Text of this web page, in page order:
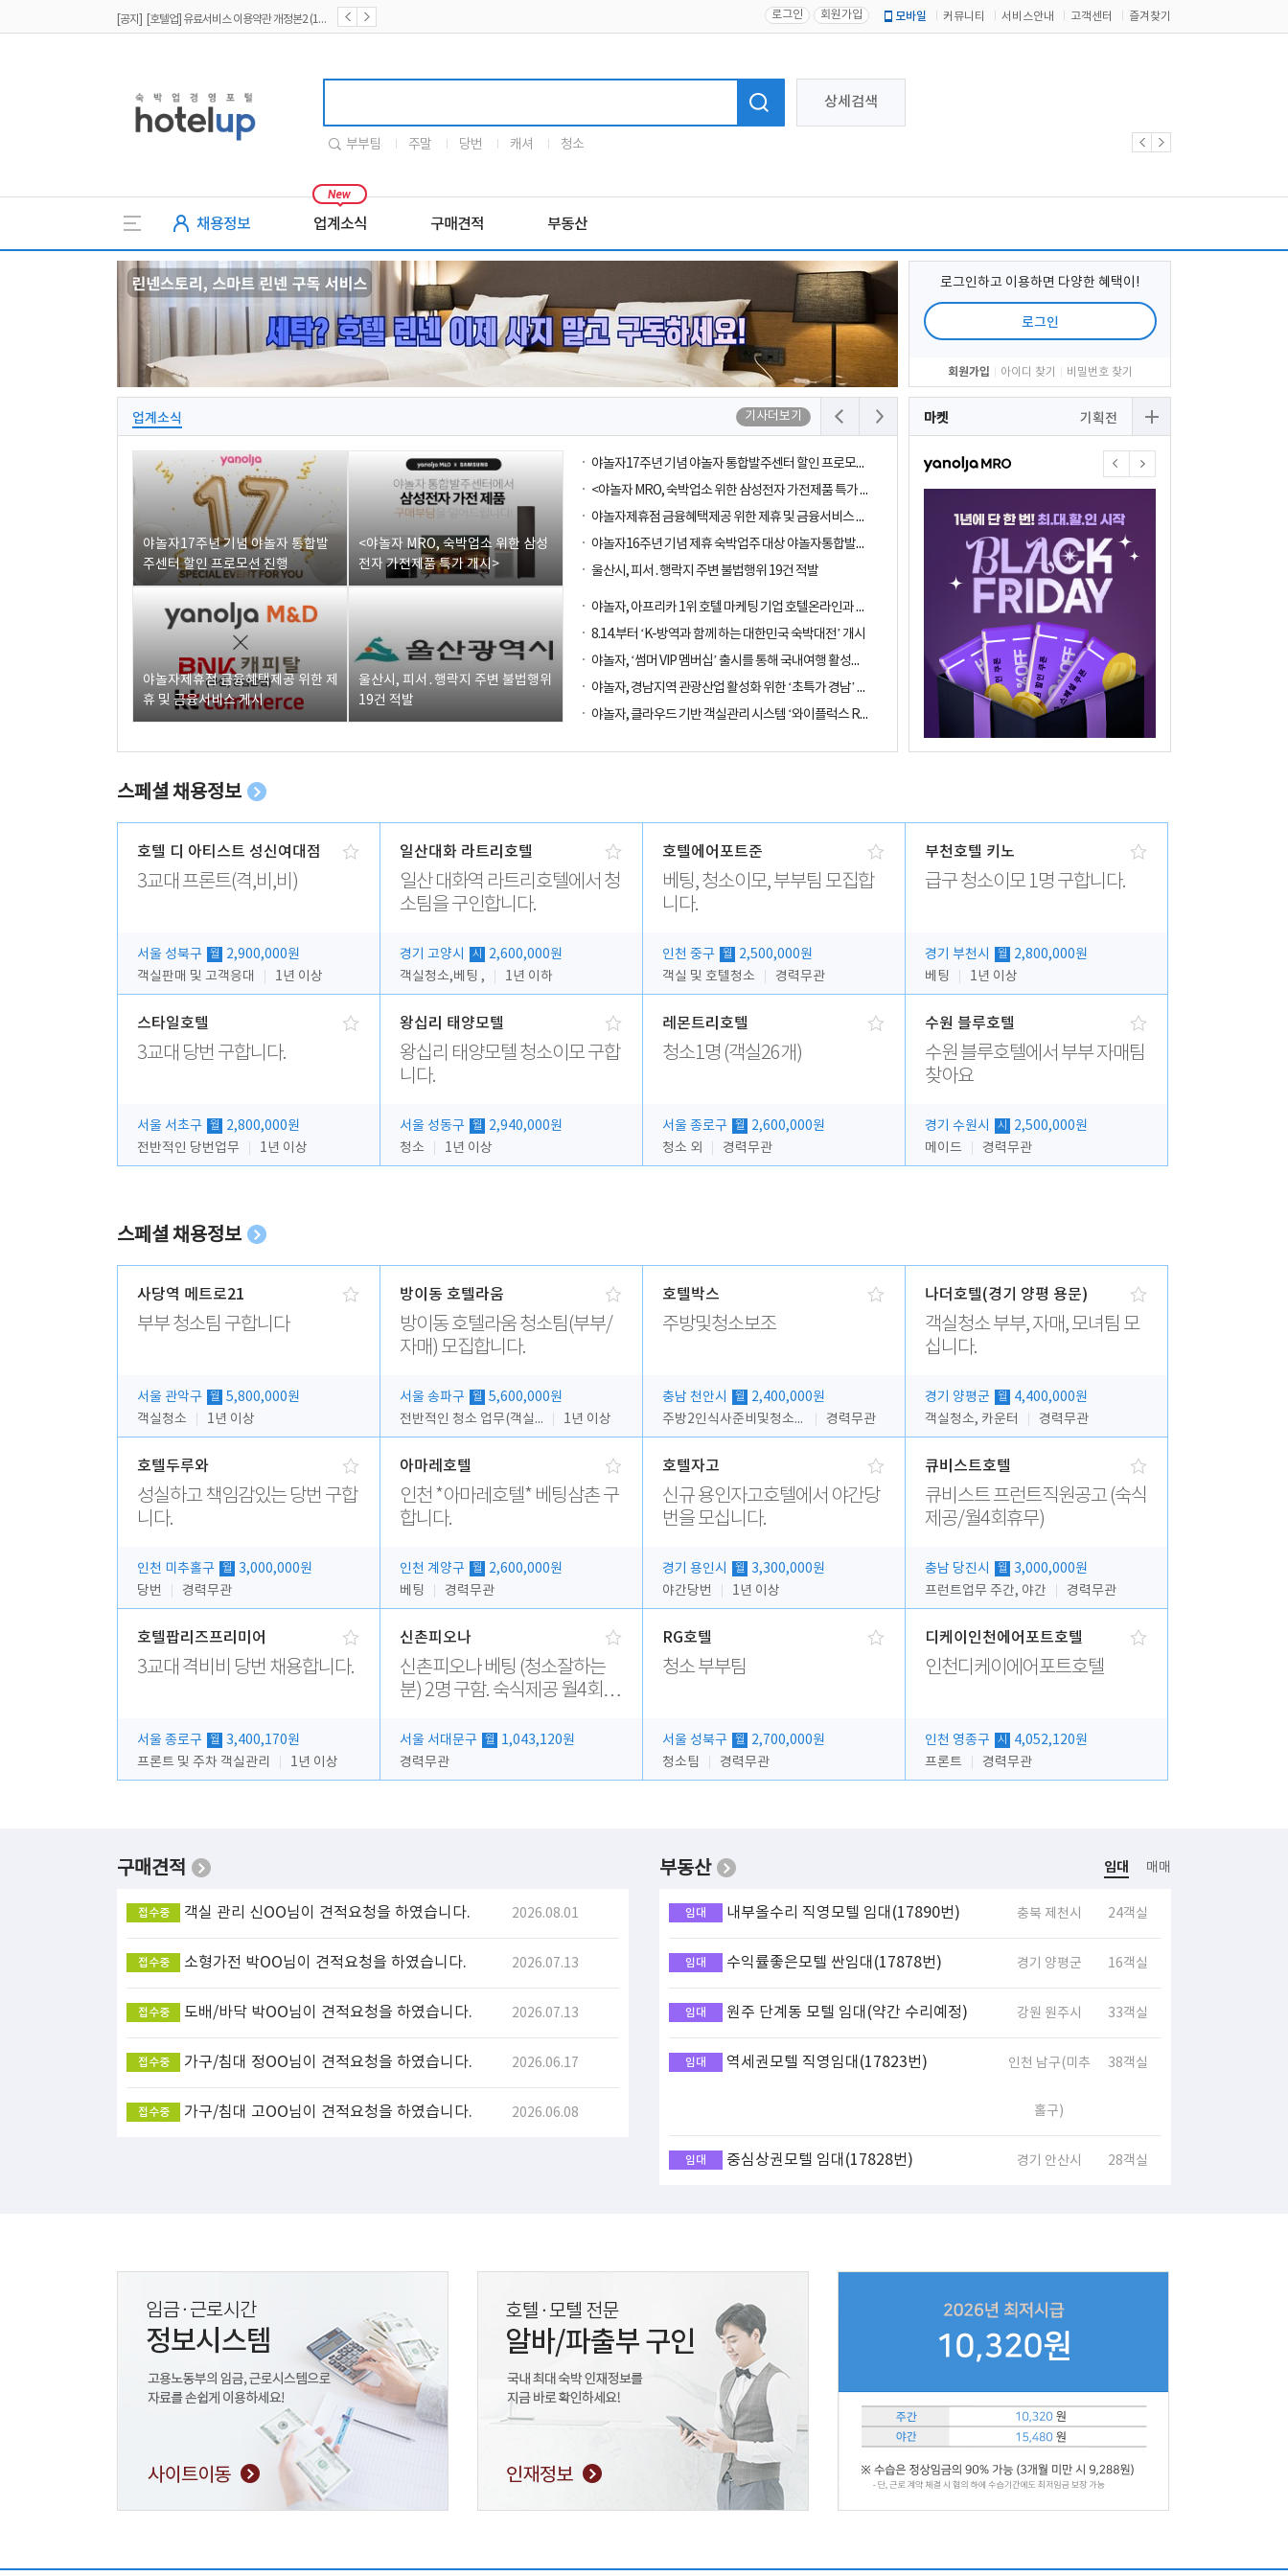
[공지] [호텔업] 개인정보 처리방침 개정본2 (19.09.02) 로그인 회원가입 모바일 커뮤니티 서비스안내 고객센터 즐겨찾기
상세검색
부부팀 주말 당번 캐셔 청소
채용정보 업계소식 구매견적 부동산
업계소식 기사더보기
야놀자17주년 기념 야놀자 통합발
주센터 할인 프로모션 진행
<야놀자 MRO, 숙박업소 위한 삼성
전자 가전제품 특가 개시>
야놀자제휴점 금융혜택제공 위한 제
휴 및 금융서비스 게시
울산시, 피서․행락지 주변 불법행위
19건 적발
야놀자17주년 기념 야놀자 통합발주센터 할인 프로모션 진행
<야놀자 MRO, 숙박업소 위한 삼성전자 가전제품 특가 개시>
야놀자제휴점 금융혜택제공 위한 제휴 및 금융서비스 게시
야놀자16주년 기념 제휴 숙박업주 대상 야놀자통합발주센터 할인쿠폰 증정
울산시, 피서․행락지 주변 불법행위 19건 적발
야놀자, 아프리카 1위 호텔 마케팅 기업 호텔온라인과 전략적 파트너십 체결
8.14.부터 ‘K-방역과 함께 하는 대한민국 숙박대전’ 개시
야놀자, ‘썸머 VIP 멤버십’ 출시를 통해 국내여행 활성화에 박차
야놀자, 경남지역 관광산업 활성화 위한 ‘초특가 경남’ 기획전 진행
야놀자, 클라우드 기반 객실관리 시스템 ‘와이플럭스 RMS’ 출시
로그인하고 이용하면 다양한 혜택이!
로그인
회원가입 아이디 찾기 비밀번호 찾기
마켓 기획전
스페셜 채용정보
호텔 디 아티스트 성신여대점
3교대 프론트(격,비,비)
서울 성북구 월
2,900,000원
객실판매 및 고객응대
1년 이상
일산대화 라트리호텔
일산 대화역 라트리호텔에서 청
소팀을 구인합니다.
경기 고양시 시
2,600,000원
객실청소,베팅 ,
1년 이하
호텔에어포트준
베팅, 청소이모, 부부팀 모집합
니다.
인천 중구 월
2,500,000원
객실 및 호텔청소
경력무관
부천호텔 키노
급구 청소이모 1명 구합니다.
경기 부천시 월
2,800,000원
베팅
1년 이상
스타일호텔
3교대 당번 구합니다.
서울 서초구 월
2,800,000원
전반적인 당번업무
1년 이상
왕십리 태양모텔
왕십리 태양모텔 청소이모 구합
니다.
서울 성동구 월
2,940,000원
청소
1년 이상
레몬트리호텔
청소1명 (객실26개)
서울 종로구 월
2,600,000원
청소 외
경력무관
수원 블루호텔
수원 블루호텔에서 부부 자매팀
찾아요
경기 수원시 시
2,500,000원
메이드
경력무관
스페셜 채용정보
사당역 메트로21
부부 청소팀 구합니다
서울 관악구 월
5,800,000원
객실청소
1년 이상
방이동 호텔라움
방이동 호텔라움 청소팀(부부/
자매) 모집합니다.
서울 송파구 월
5,600,000원
전반적인 청소 업무(객실청소.객실정리)
1년 이상
호텔박스
주방및청소보조
충남 천안시 월
2,400,000원
주방2인식사준비및청소린렌보조
경력무관
나더호텔(경기 양평 용문)
객실청소 부부, 자매, 모녀팀 모
십니다.
경기 양평군 월
4,400,000원
객실청소, 카운터
경력무관
호텔두루와
성실하고 책임감있는 당번 구합
니다.
인천 미추홀구 월
3,000,000원
당번
경력무관
아마레호텔
인천 *아마레호텔* 베팅삼촌 구
합니다.
인천 계양구 월
2,600,000원
베팅
경력무관
호텔자고
신규 용인자고호텔에서 야간당
번을 모십니다.
경기 용인시 월
3,300,000원
야간당번
1년 이상
큐비스트호텔
큐비스트 프런트직원공고 (숙식
제공/월4회휴무)
충남 당진시 월
3,000,000원
프런트업무 주간, 야간
경력무관
호텔팝리즈프리미어
3교대 격비비 당번 채용합니다.
서울 종로구 월
3,400,170원
프론트 및 주차 객실관리
1년 이상
신촌피오나
신촌피오나 베팅 (청소잘하는
분) 2명 구함. 숙식제공 월4회휴
서울 서대문구 월
1,043,120원
경력무관
RG호텔
청소 부부팀
서울 성북구 월
2,700,000원
청소팀
경력무관
디케이인천에어포트호텔
인천디케이에어포트호텔
인천 영종구 시
4,052,120원
프론트
경력무관
구매견적
객실 관리
접수중 신OO님이 견적요청을 하였습니다. 2026.08.01
소형가전
접수중 박OO님이 견적요청을 하였습니다. 2026.07.13
도배/바닥
접수중 박OO님이 견적요청을 하였습니다. 2026.07.13
가구/침대
접수중 정OO님이 견적요청을 하였습니다. 2026.06.17
가구/침대
접수중 고OO님이 견적요청을 하였습니다. 2026.06.08
부동산 임대 매매
임대 내부올수리 직영모텔 임대(17890번) 충북 제천시 24객실
임대 수익률좋은모텔 싼임대(17878번) 경기 양평군 16객실
임대 원주 단계동 모텔 임대(약간 수리예정) 강원 원주시 33객실
임대 역세권모텔 직영임대(17823번) 인천 남구(미추
홀구)
38객실
임대 중심상권모텔 임대(17828번) 경기 안산시 28객실